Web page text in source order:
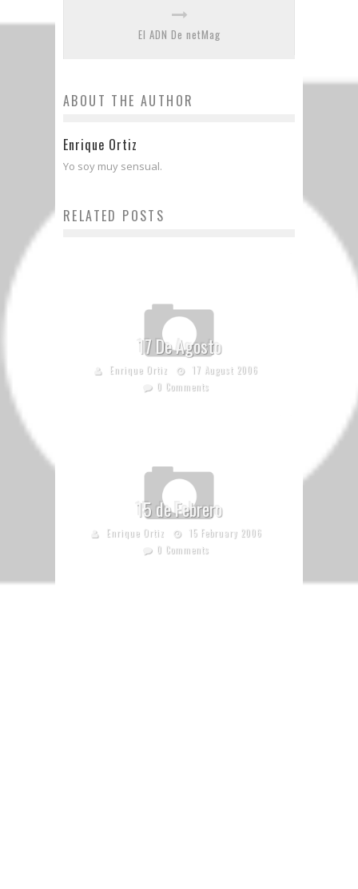
El ADN De netMag
ABOUT THE AUTHOR
Enrique Ortiz
Yo soy muy sensual.
RELATED POSTS
17 De Agosto
Enrique Ortiz
17 August 2006
0 Comments
15 de Febrero
Enrique Ortiz
15 February 2006
0 Comments